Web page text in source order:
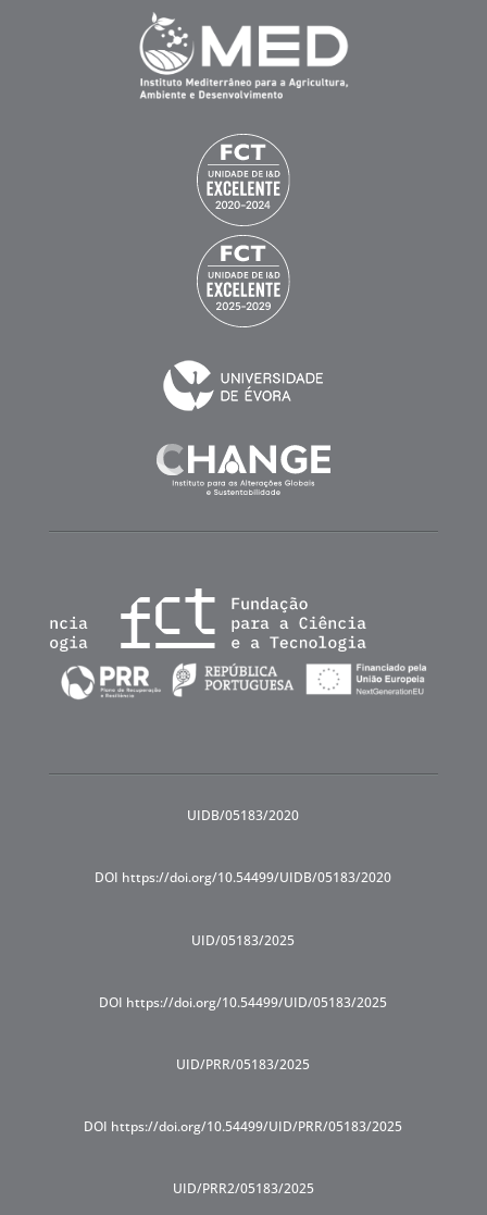
UIDB/05183/2020
DOI https://doi.org/10.54499/UIDB/05183/2020
UID/05183/2025
DOI https://doi.org/10.54499/UID/05183/2025
UID/PRR/05183/2025
DOI https://doi.org/10.54499/UID/PRR/05183/2025
UID/PRR2/05183/2025